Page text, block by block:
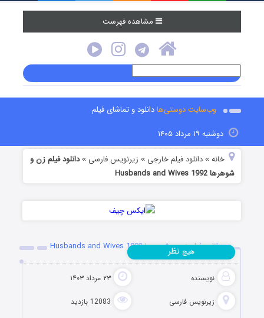
مشاهده فهرست
وب‌سایت دوستی‌هادانلود و تماشای فیلم
دوشنبه ۱۹ مرداد ۱۴۰۵
خانه »دانلود فیلم خارجی » زیرنویس فارسی »دانلود فیلم زن و
شوهرها Husbands and Wives 1992
دانلود فیلم زن و شوهرها Husbands and Wives 1992
نویسنده ۲۳ مرداد ۱۴۰۳
زیرنویس فارسی 12083 بازدید
هیچ نظر